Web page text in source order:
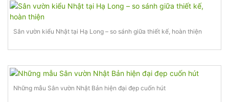
Sân vườn kiểu Nhật tại Hạ Long – so sánh giữa thiết kế, hoàn thiện
Những mẫu Sân vườn Nhật Bản hiện đại đẹp cuốn hút